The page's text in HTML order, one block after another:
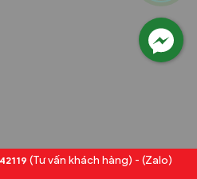
ty TNHH Đức Lê Stone
(Tư vấn khách hàng) - (Zalo)